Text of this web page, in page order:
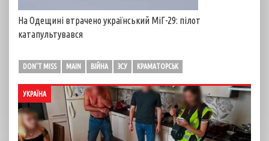
На Одещині втрачено український МіГ-29: пілот
катапультувався
DON'T MISS MAIN ВІЙНА ЗСУ КРАМАТОРСЬК
УКРАЇНА